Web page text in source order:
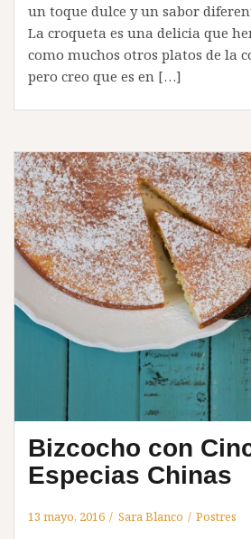
un toque dulce y un sabor
La croqueta es una delicia que
como muchos otros platos de la
pero creo que es en […]
Bizcocho con
Especias Chinas
13 mayo, 2016 Sara Blanco Postres